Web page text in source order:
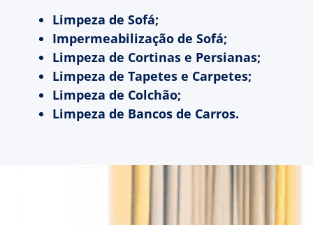
Limpeza de Sofá;
Impermeabilização de Sofá;
Limpeza de Cortinas e Persianas;
Limpeza de Tapetes e Carpetes;
Limpeza de Colchão;
Limpeza de Bancos de Carros.